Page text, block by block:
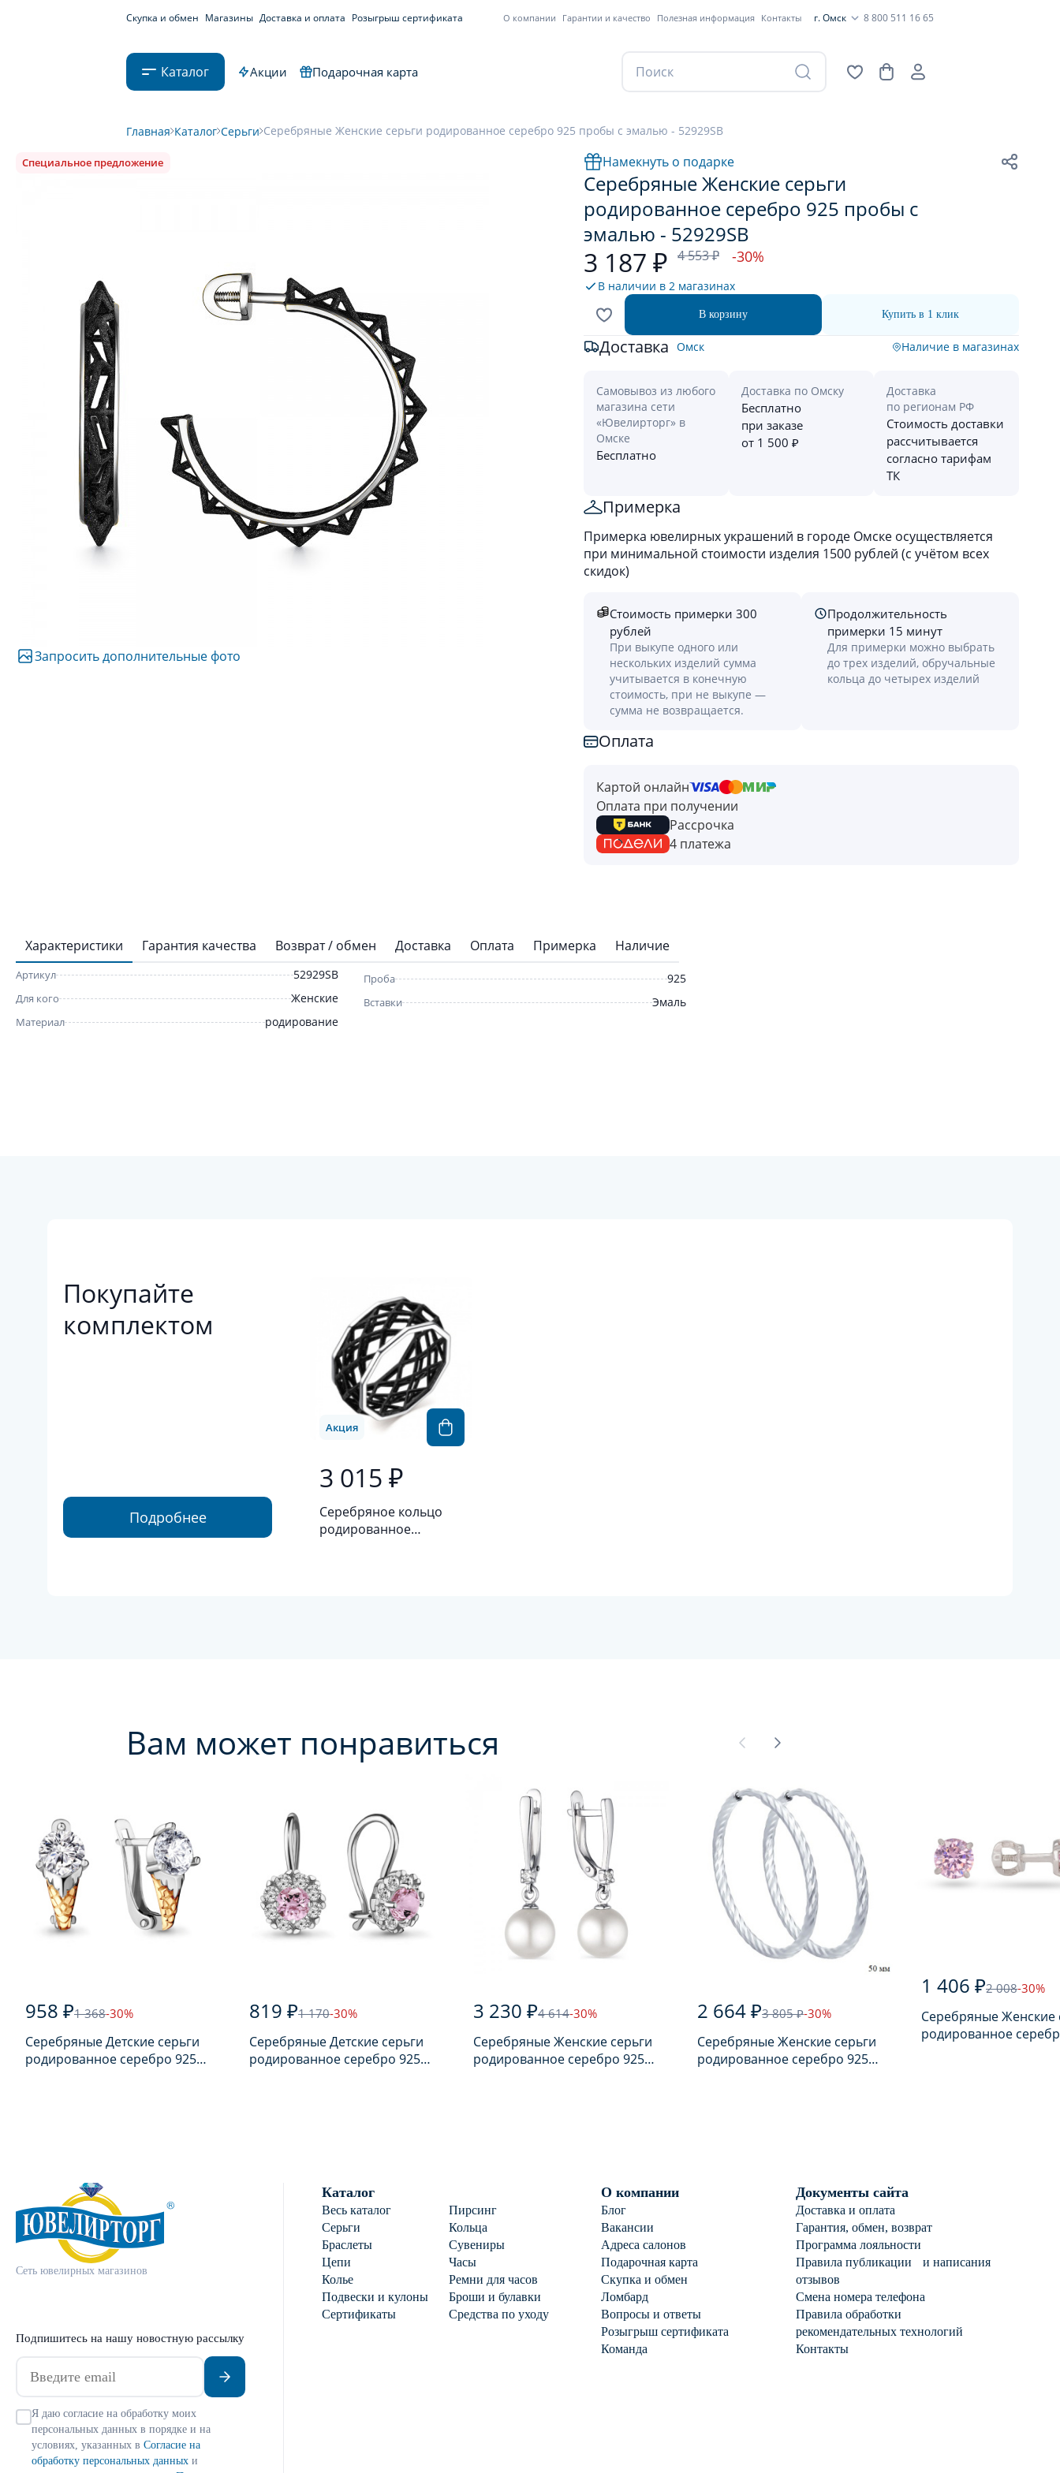
Скупка и обмен Магазины Доставка и оплата Розыгрыш сертификата О компании Гарантии и качество Полезная информация Контакты г. Омск 8 800 511 16 65
Каталог Акции Подарочная карта
Главная Каталог Серьги Серебряные Женские серьги родированное серебро 925 пробы с эмалью - 52929SB
Специальное предложение
Запросить дополнительные фото
Намекнуть о подарке
Серебряные Женские серьги
родированное серебро 925 пробы с
эмалью - 52929SB
3 187 ₽ 4 553 ₽ -30%
В наличии в 2 магазинах
В корзину Купить в 1 клик
Доставка Омск Наличие в магазинах
Самовывоз из любого
магазина сети
«Ювелирторг» в
Омске
Бесплатно
Доставка по Омску
Бесплатно
при заказе
от 1 500 ₽
Доставка
по регионам РФ
Стоимость доставки
рассчитывается
согласно тарифам
ТК
Примерка
Примерка ювелирных украшений в городе Омске осуществляется
при минимальной стоимости изделия 1500 рублей (с учётом всех
скидок)
Стоимость примерки 300
рублей
При выкупе одного или
нескольких изделий сумма
учитывается в конечную
стоимость, при не выкупе —
сумма не возвращается.
Продолжительность
примерки 15 минут
Для примерки можно выбрать
до трех изделий, обручальные
кольца до четырех изделий
Оплата
Картой онлайн
Оплата при получении
Рассрочка
4 платежа
Характеристики Гарантия качества Возврат / обмен Доставка Оплата Примерка Наличие
Артикул 52929SB
Для кого Женские
Материал родирование
Проба 925
Вставки Эмаль
Покупайте
комплектом
Подробнее
3 015 ₽
Серебряное кольцо
родированное
Акция
Вам может понравиться
958 ₽1 368-30%
Серебряные Детские серьги
родированное серебро 925
819 ₽1 170-30%
Серебряные Детские серьги
родированное серебро 925
3 230 ₽4 614-30%
Серебряные Женские серьги
родированное серебро 925
2 664 ₽3 805 ₽-30%
Серебряные Женские серьги
родированное серебро 925
1 406 ₽2 008-30%
Серебряные Женские
родированное
Сеть ювелирных магазинов
Подпишитесь на нашу новостную рассылку
Я даю согласие на обработку моих
персональных данных в порядке и на
условиях, указанных в Согласие на
обработку персональных данных и
Каталог
Весь каталог
Пирсинг
Серьги
Кольца
Браслеты
Сувениры
Цепи
Часы
Колье
Ремни для часов
Подвески и кулоны
Броши и булавки
Сертификаты
Средства по уходу
О компании
Блог
Вакансии
Адреса салонов
Подарочная карта
Скупка и обмен
Ломбард
Вопросы и ответы
Розыгрыш сертификата
Команда
Документы сайта
Доставка и оплата
Гарантия, обмен, возврат
Программа лояльности
Правила публикации и написания
отзывов
Смена номера телефона
Правила обработки
рекомендательных технологий
Контакты